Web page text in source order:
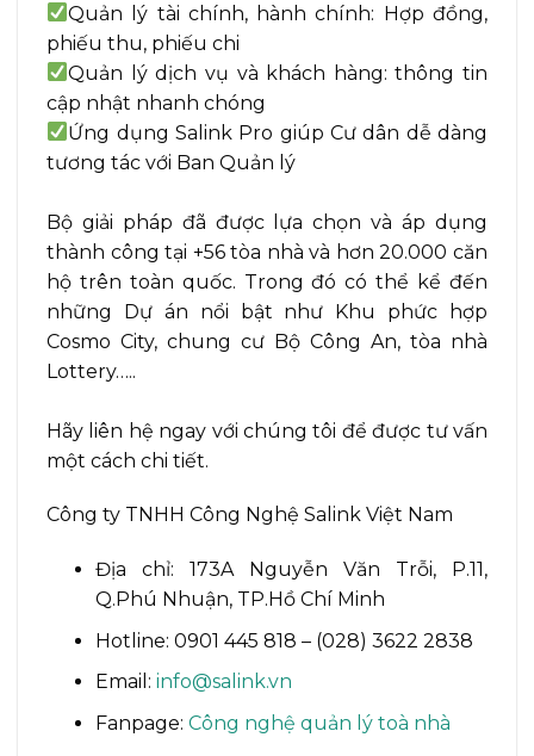
Quản lý tài chính, hành chính: Hợp đồng,
phiếu thu, phiếu chi
Quản lý dịch vụ và khách hàng: thông tin
cập nhật nhanh chóng
Ứng dụng Salink Pro giúp Cư dân dễ dàng
tương tác với Ban Quản lý
Bộ giải pháp đã được lựa chọn và áp dụng
thành công tại +56 tòa nhà và hơn 20.000 căn
hộ trên toàn quốc. Trong đó có thể kể đến
những Dự án nổi bật như Khu phức hợp
Cosmo City, chung cư Bộ Công An, tòa nhà
Lottery…..
Hãy liên hệ ngay với chúng tôi để được tư vấn
một cách chi tiết.
Công ty TNHH Công Nghệ Salink Việt Nam
Địa chỉ: 173A Nguyễn Văn Trỗi, P.11,
Q.Phú Nhuận, TP.Hồ Chí Minh
Hotline: 0901 445 818 – (028) 3622 2838
Email: info@salink.vn
Fanpage: Công nghệ quản lý toà nhà